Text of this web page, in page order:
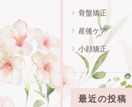
骨盤矯正
産後ケア
小顔矯正
最近の投稿